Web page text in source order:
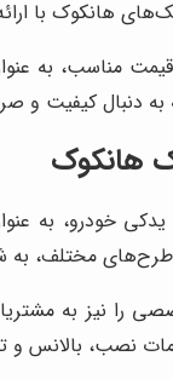
هانکوک با
مناسب، به
به دنبال کیفیت و
هانکوک
خودرو، به
مختلف،
را نیز به
نصب، بالانس و